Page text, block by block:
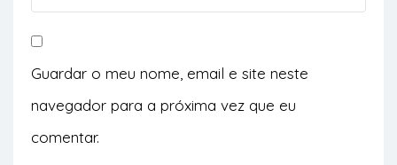
Guardar o meu nome, email e site neste
navegador para a próxima vez que eu
comentar.